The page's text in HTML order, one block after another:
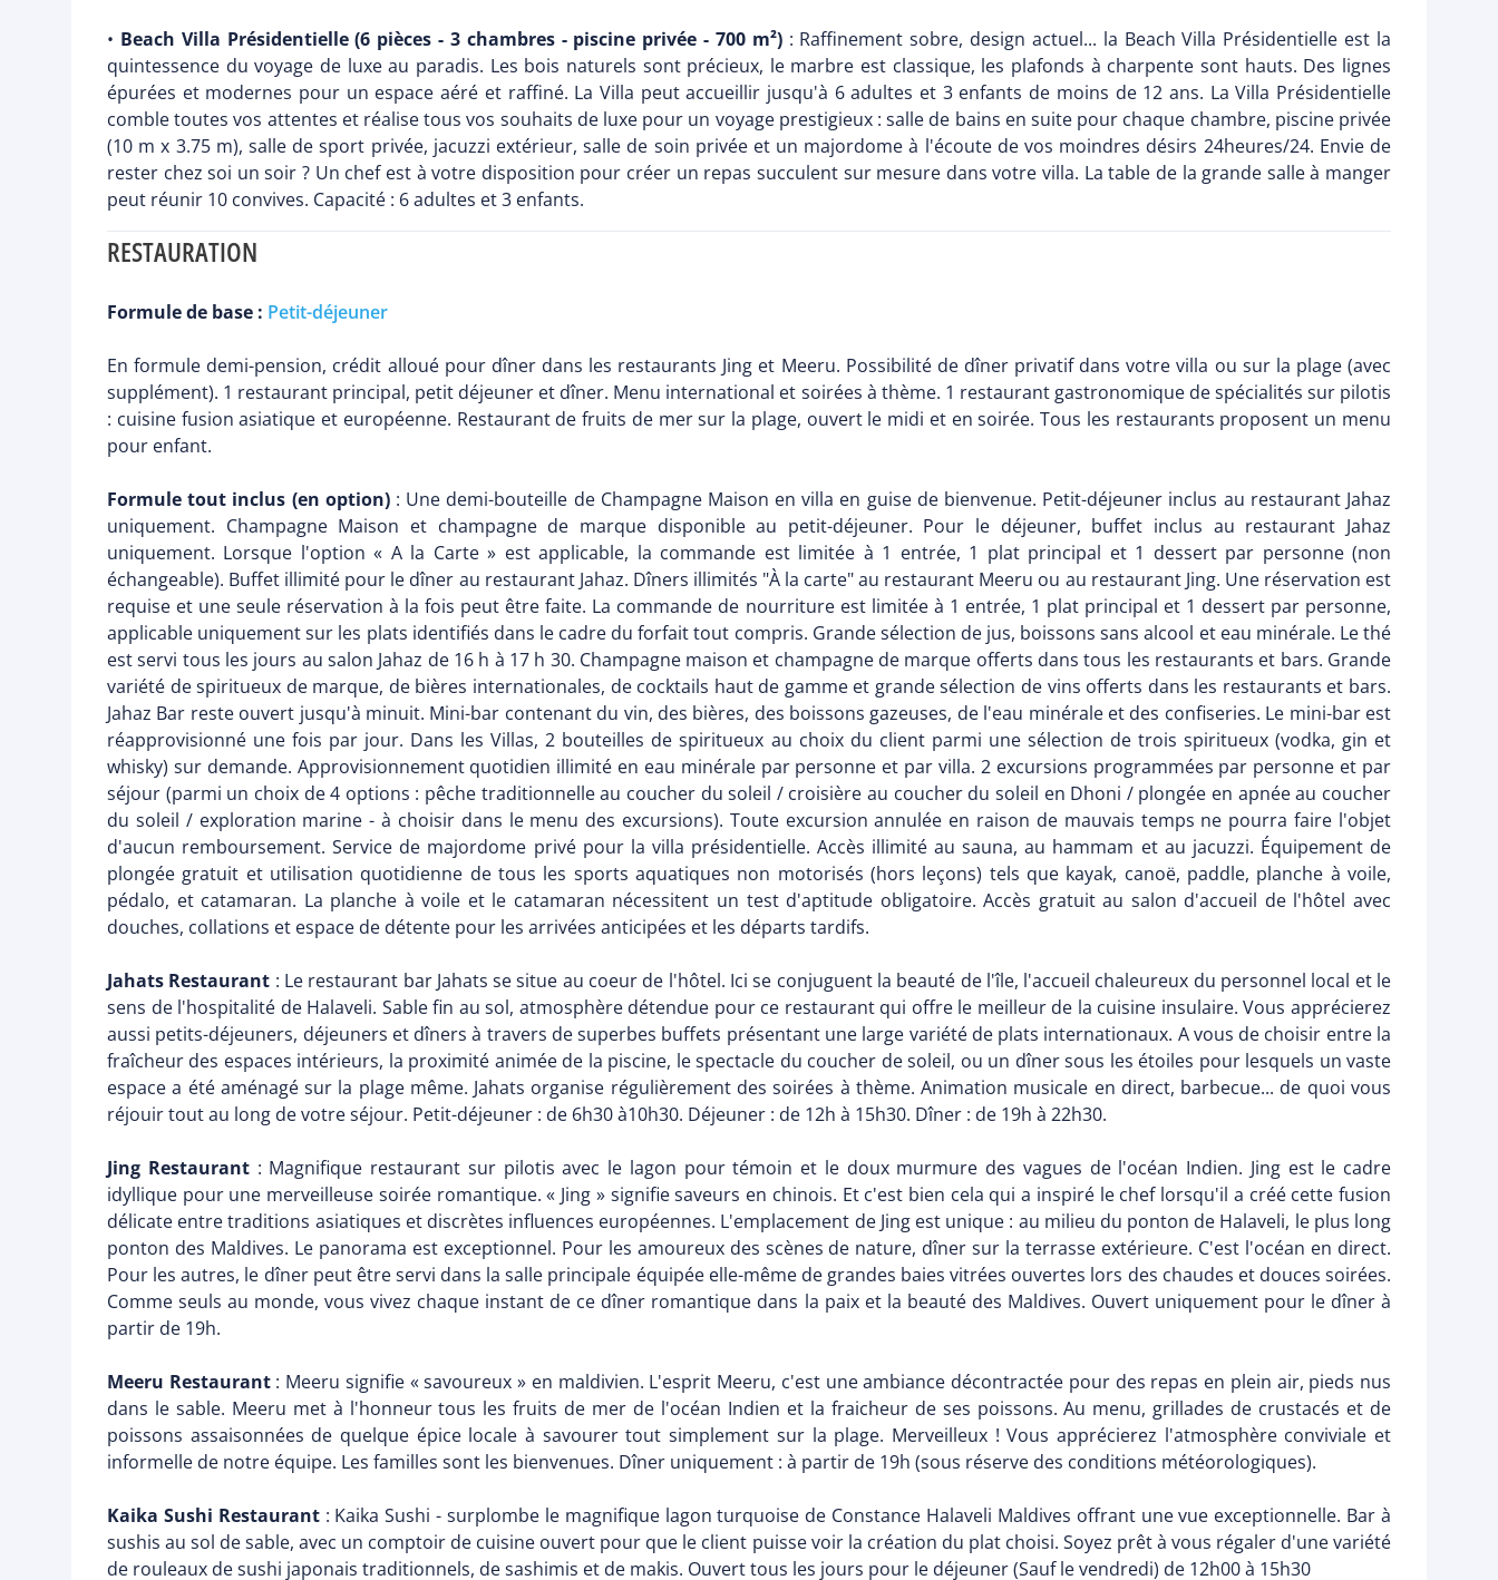
• Beach Villa Présidentielle (6 pièces - 3 chambres - piscine privée - 700 m²): Raffinement sobre, design actuel... la Beach Villa Présidentielle est la
quintessence du voyage de luxe au paradis. Les bois naturels sont précieux, le marbre est classique, les plafonds à charpente sont hauts. Des lignes
épurées et modernes pour un espace aéré et raffiné. La Villa peut accueillir jusqu'à 6 adultes et 3 enfants de moins de 12 ans. La Villa Présidentielle
comble toutes vos attentes et réalise tous vos souhaits de luxe pour un voyage prestigieux : salle de bains en suite pour chaque chambre, piscine privée
(10 m x 3.75 m), salle de sport privée, jacuzzi extérieur, salle de soin privée et un majordome à l'écoute de vos moindres désirs 24heures/24. Envie de
rester chez soi un soir ? Un chef est à votre disposition pour créer un repas succulent sur mesure dans votre villa. La table de la grande salle à manger
peut réunir 10 convives. Capacité : 6 adultes et 3 enfants.
RESTAURATION
Formule de base : Petit-déjeuner
En formule demi-pension, crédit alloué pour dîner dans les restaurants Jing et Meeru. Possibilité de dîner privatif dans votre villa ou sur la plage (avec
supplément). 1 restaurant principal, petit déjeuner et dîner. Menu international et soirées à thème. 1 restaurant gastronomique de spécialités sur pilotis
: cuisine fusion asiatique et européenne. Restaurant de fruits de mer sur la plage, ouvert le midi et en soirée. Tous les restaurants proposent un menu
pour enfant.
Formule tout inclus (en option): Une demi-bouteille de Champagne Maison en villa en guise de bienvenue. Petit-déjeuner inclus au restaurant Jahaz
uniquement. Champagne Maison et champagne de marque disponible au petit-déjeuner. Pour le déjeuner, buffet inclus au restaurant Jahaz
uniquement. Lorsque l'option « A la Carte » est applicable, la commande est limitée à 1 entrée, 1 plat principal et 1 dessert par personne (non
échangeable). Buffet illimité pour le dîner au restaurant Jahaz. Dîners illimités "À la carte" au restaurant Meeru ou au restaurant Jing. Une réservation est
requise et une seule réservation à la fois peut être faite. La commande de nourriture est limitée à 1 entrée, 1 plat principal et 1 dessert par personne,
applicable uniquement sur les plats identifiés dans le cadre du forfait tout compris. Grande sélection de jus, boissons sans alcool et eau minérale. Le thé
est servi tous les jours au salon Jahaz de 16 h à 17 h 30. Champagne maison et champagne de marque offerts dans tous les restaurants et bars. Grande
variété de spiritueux de marque, de bières internationales, de cocktails haut de gamme et grande sélection de vins offerts dans les restaurants et bars.
Jahaz Bar reste ouvert jusqu'à minuit. Mini-bar contenant du vin, des bières, des boissons gazeuses, de l'eau minérale et des confiseries. Le mini-bar est
réapprovisionné une fois par jour. Dans les Villas, 2 bouteilles de spiritueux au choix du client parmi une sélection de trois spiritueux (vodka, gin et
whisky) sur demande. Approvisionnement quotidien illimité en eau minérale par personne et par villa. 2 excursions programmées par personne et par
séjour (parmi un choix de 4 options : pêche traditionnelle au coucher du soleil / croisière au coucher du soleil en Dhoni / plongée en apnée au coucher
du soleil / exploration marine - à choisir dans le menu des excursions). Toute excursion annulée en raison de mauvais temps ne pourra faire l'objet
d'aucun remboursement. Service de majordome privé pour la villa présidentielle. Accès illimité au sauna, au hammam et au jacuzzi. Équipement de
plongée gratuit et utilisation quotidienne de tous les sports aquatiques non motorisés (hors leçons) tels que kayak, canoë, paddle, planche à voile,
pédalo, et catamaran. La planche à voile et le catamaran nécessitent un test d'aptitude obligatoire. Accès gratuit au salon d'accueil de l'hôtel avec
douches, collations et espace de détente pour les arrivées anticipées et les départs tardifs.
Jahats Restaurant : Le restaurant bar Jahats se situe au coeur de l'hôtel. Ici se conjuguent la beauté de l'île, l'accueil chaleureux du personnel local et le
sens de l'hospitalité de Halaveli. Sable fin au sol, atmosphère détendue pour ce restaurant qui offre le meilleur de la cuisine insulaire. Vous apprécierez
aussi petits-déjeuners, déjeuners et dîners à travers de superbes buffets présentant une large variété de plats internationaux. A vous de choisir entre la
fraîcheur des espaces intérieurs, la proximité animée de la piscine, le spectacle du coucher de soleil, ou un dîner sous les étoiles pour lesquels un vaste
espace a été aménagé sur la plage même. Jahats organise régulièrement des soirées à thème. Animation musicale en direct, barbecue... de quoi vous
réjouir tout au long de votre séjour. Petit-déjeuner : de 6h30 à10h30. Déjeuner : de 12h à 15h30. Dîner : de 19h à 22h30.
Jing Restaurant: Magnifique restaurant sur pilotis avec le lagon pour témoin et le doux murmure des vagues de l'océan Indien. Jing est le cadre
idyllique pour une merveilleuse soirée romantique. « Jing » signifie saveurs en chinois. Et c'est bien cela qui a inspiré le chef lorsqu'il a créé cette fusion
délicate entre traditions asiatiques et discrètes influences européennes. L'emplacement de Jing est unique : au milieu du ponton de Halaveli, le plus long
ponton des Maldives. Le panorama est exceptionnel. Pour les amoureux des scènes de nature, dîner sur la terrasse extérieure. C'est l'océan en direct.
Pour les autres, le dîner peut être servi dans la salle principale équipée elle-même de grandes baies vitrées ouvertes lors des chaudes et douces soirées.
Comme seuls au monde, vous vivez chaque instant de ce dîner romantique dans la paix et la beauté des Maldives. Ouvert uniquement pour le dîner à
partir de 19h.
Meeru Restaurant: Meeru signifie « savoureux » en maldivien. L'esprit Meeru, c'est une ambiance décontractée pour des repas en plein air, pieds nus
dans le sable. Meeru met à l'honneur tous les fruits de mer de l'océan Indien et la fraicheur de ses poissons. Au menu, grillades de crustacés et de
poissons assaisonnées de quelque épice locale à savourer tout simplement sur la plage. Merveilleux ! Vous apprécierez l'atmosphère conviviale et
informelle de notre équipe. Les familles sont les bienvenues. Dîner uniquement : à partir de 19h (sous réserve des conditions météorologiques).
Kaika Sushi Restaurant: Kaika Sushi - surplombe le magnifique lagon turquoise de Constance Halaveli Maldives offrant une vue exceptionnelle. Bar à
sushis au sol de sable, avec un comptoir de cuisine ouvert pour que le client puisse voir la création du plat choisi. Soyez prêt à vous régaler d'une variété
de rouleaux de sushi japonais traditionnels, de sashimis et de makis. Ouvert tous les jours pour le déjeuner (Sauf le vendredi) de 12h00 à 15h30